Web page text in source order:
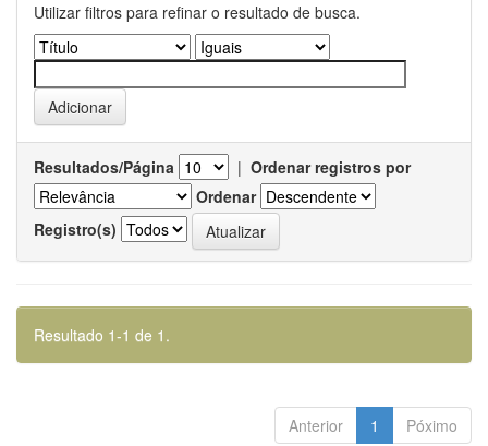
Utilizar filtros para refinar o resultado de busca.
Resultados/Página | Ordenar registros por
Ordenar
Registro(s)
Resultado 1-1 de 1.
Anterior 1 Póximo